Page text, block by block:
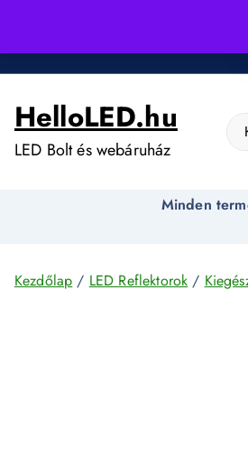
i
HelloLED.hu
LED Bolt és webáruház
Minden
Kezdőlap / LED Reflektorok /